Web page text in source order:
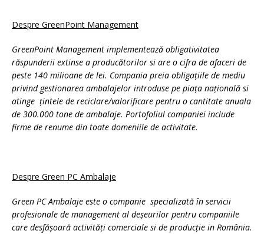
Despre GreenPoint Management
GreenPoint Management implementează obligativitatea
răspunderii extinse a producătorilor si are o cifra de afaceri de
peste 140 milioane de lei. Compania preia obligațiile de mediu
privind gestionarea ambalajelor introduse pe piața națională si
atinge țintele de reciclare/valorificare pentru o cantitate anuala
de 300.000 tone de ambalaje. Portofoliul companiei include
firme de renume din toate domeniile de activitate.
Despre Green PC Ambalaje
Green PC Ambalaje este o companie specializată în servicii
profesionale de management al deșeurilor pentru companiile
care desfășoară activități comerciale si de producție in România.